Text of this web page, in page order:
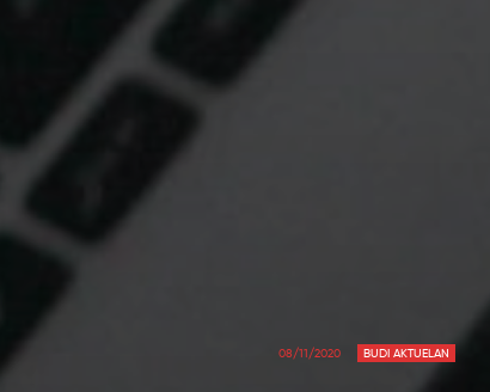
08/11/2020 BUDI AKTUELAN